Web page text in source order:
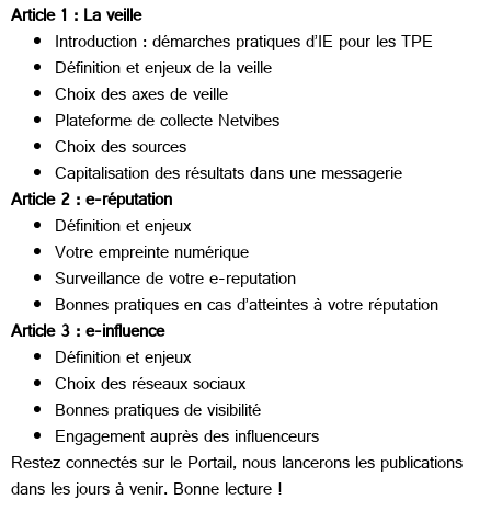
Article 1 : La veille
Introduction : démarches pratiques d’IE pour les TPE
Définition et enjeux de la veille
Choix des axes de veille
Plateforme de collecte Netvibes
Choix des sources
Capitalisation des résultats dans une messagerie
Article 2 : e-réputation
Définition et enjeux
Votre empreinte numérique
Surveillance de votre e-reputation
Bonnes pratiques en cas d’atteintes à votre réputation
Article 3 : e-influence
Définition et enjeux
Choix des réseaux sociaux
Bonnes pratiques de visibilité
Engagement auprès des influenceurs
Restez connectés sur le Portail, nous lancerons les publications
dans les jours à venir. Bonne lecture !